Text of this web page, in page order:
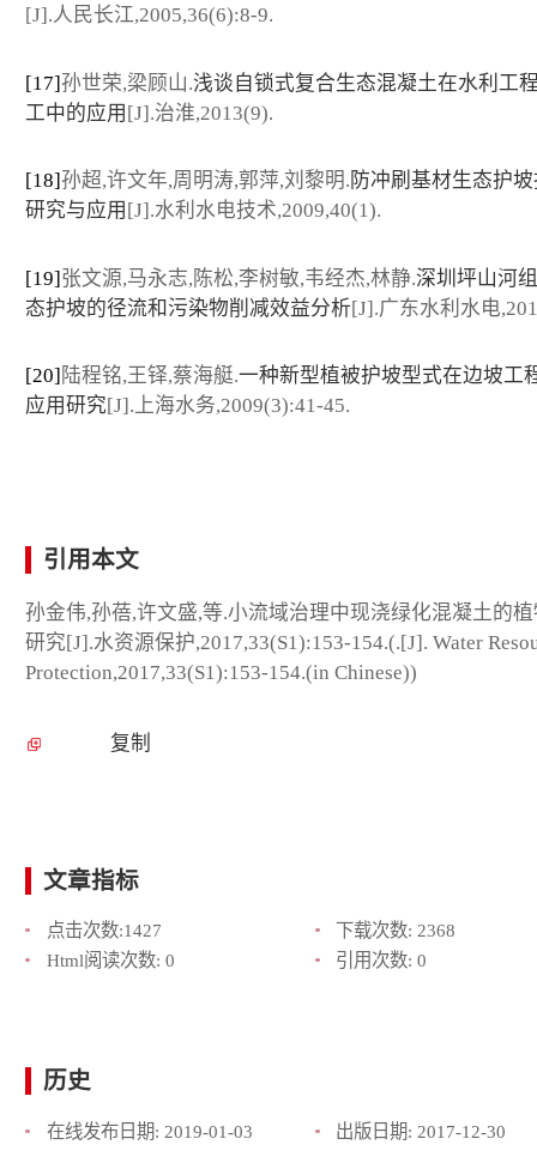
[J].人民长江,2005,36(6):8-9.
[17]孙世荣,梁顾山.浅谈自锁式复合生态混凝土在水利工
工中的应用 [J].治淮,2013(9).
[18]孙超,许文年,周明涛,郭萍,刘黎明. 防冲刷基材生态护
研究与应用 [J].水利水电技术,2009,40(1).
[19]张文源,马永志,陈松,李树敏,韦经杰,林静.深圳坪山河
态护坡的径流和污染物削减效益分析[J].广东水利水电
[20] 陆程铭,王铎,蔡海艇.一种新型植被护坡型式在边坡工
应用研究[J].上海水务,2009(3):41-45.
引用本文
孙金伟,孙蓓,许文盛,等.小流域治理中现浇绿化混凝土的
研究[J].水资源保护,2017,33(S1):153-154.(.[J]. Water
Protection,2017,33(S1):153-154.(in Chinese))
复制
文章指标
点击次数:1427 下载次数: 2368
Html阅读次数: 0 引用次数: 0
历史
在线发布日期: 2019-01-03 出版日期: 2017-12-30